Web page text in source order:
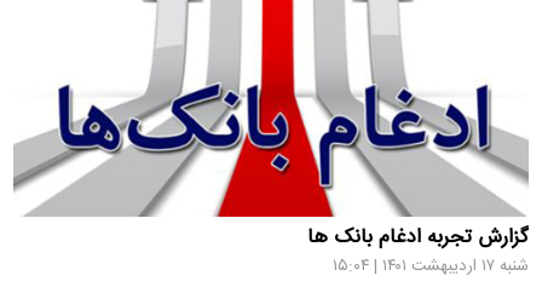
گزارش تجربه ادغام بانک ها
شنبه ۱۷ اردیبهشت ۱۴۰۱ | ۱۵:۰۴